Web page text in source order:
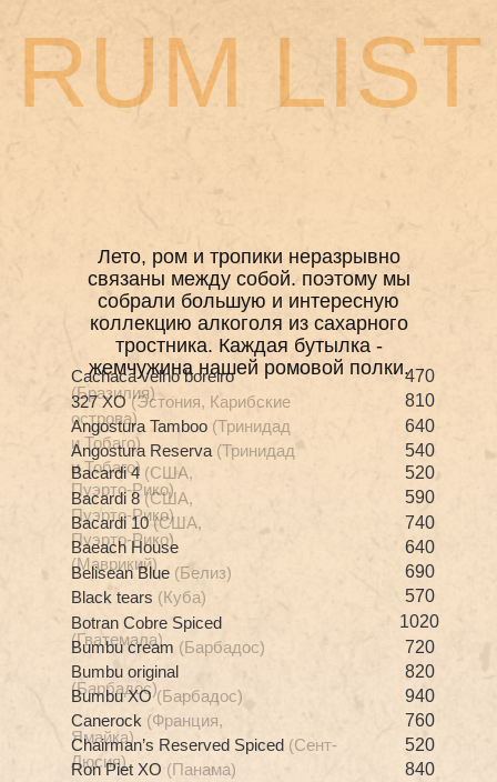
840
Ron Piet XO (Панама)
520
Chairman’s Reserved Spiced (Сент-
Люсия)
760
Canerock (Франция,
Ямайка)
940
Bumbu XO(Барбадос)
820
Bumbu original
(Барбадос)
720
Bumbu cream (Барбадос)
1020
Botran Cobre Spiced
(Гватемала)
Black tears (Куба) 570
690
Belisean Blue (Белиз)
640
Baeach House
(Маврикий)
740
Bacardi 10(США,
Пуэрто-Рико)
590
Bacardi 8 (США,
Пуэрто-Рико)
520
Bacardi 4 (США,
Пуэрто-Рико)
540
Angostura Reserva (Тринидад
и Тобаго)
640
Angostura Tamboo (Тринидад
и Тобаго)
810
327 XO(Эстония, Карибские
острова)
470
Cachaca velho boreiro
(Бразилия)
RUM LIST
Лето, ром и тропики неразрывно
связаны между собой. поэтому мы
собрали большую и интересную
коллекцию алкоголя из сахарного
тростника. Каждая бутылка -
жемчужина нашей ромовой полки.